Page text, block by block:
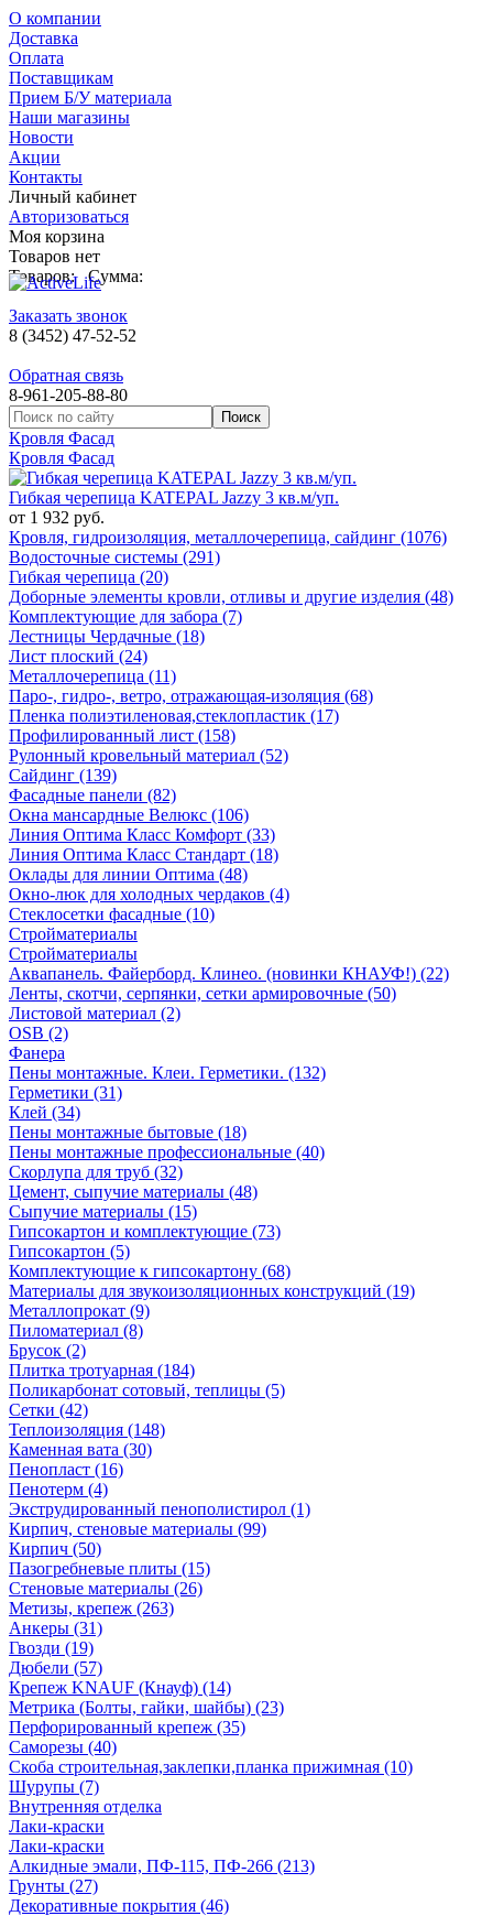
О компании
Доставка
Оплата
Поставщикам
Прием Б/У материала
Наши магазины
Новости
Акции
Контакты
Личный кабинет
Авторизоваться
Моя корзина
Товаров нет
Товаров: Сумма:
Заказать звонок
8 (3452) 47-52-52
Обратная связь
8-961-205-88-80
Кровля Фасад
Кровля Фасад
Гибкая черепица KATEPAL Jazzy 3 кв.м/уп.
от 1 932 руб.
Кровля, гидроизоляция, металлочерепица, сайдинг (1076)
Водосточные системы (291)
Гибкая черепица (20)
Доборные элементы кровли, отливы и другие изделия (48)
Комплектующие для забора (7)
Лестницы Чердачные (18)
Лист плоский (24)
Металлочерепица (11)
Паро-, гидро-, ветро, отражающая-изоляция (68)
Пленка полиэтиленовая,стеклопластик (17)
Профилированный лист (158)
Рулонный кровельный материал (52)
Сайдинг (139)
Фасадные панели (82)
Окна мансардные Велюкс (106)
Линия Оптима Класс Комфорт (33)
Линия Оптима Класс Стандарт (18)
Оклады для линии Оптима (48)
Окно-люк для холодных чердаков (4)
Стеклосетки фасадные (10)
Стройматериалы
Стройматериалы
Аквапанель. Файерборд. Клинео. (новинки КНАУФ!) (22)
Ленты, скотчи, серпянки, сетки армировочные (50)
Листовой материал (2)
OSB (2)
Фанера
Пены монтажные. Клеи. Герметики. (132)
Герметики (31)
Клей (34)
Пены монтажные бытовые (18)
Пены монтажные профессиональные (40)
Скорлупа для труб (32)
Цемент, сыпучие материалы (48)
Сыпучие материалы (15)
Гипсокартон и комплектующие (73)
Гипсокартон (5)
Комплектующие к гипсокартону (68)
Материалы для звукоизоляционных конструкций (19)
Металлопрокат (9)
Пиломатериал (8)
Брусок (2)
Плитка тротуарная (184)
Поликарбонат сотовый, теплицы (5)
Сетки (42)
Теплоизоляция (148)
Каменная вата (30)
Пенопласт (16)
Пенотерм (4)
Экструдированный пенополистирол (1)
Кирпич, стеновые материалы (99)
Кирпич (50)
Пазогребневые плиты (15)
Стеновые материалы (26)
Метизы, крепеж (263)
Анкеры (31)
Гвозди (19)
Дюбели (57)
Крепеж KNAUF (Кнауф) (14)
Метрика (Болты, гайки, шайбы) (23)
Перфорированный крепеж (35)
Саморезы (40)
Скоба строительная,заклепки,планка прижимная (10)
Шурупы (7)
Внутренняя отделка
Лаки-краски
Лаки-краски
Алкидные эмали, ПФ-115, ПФ-266 (213)
Грунты (27)
Декоративные покрытия (46)